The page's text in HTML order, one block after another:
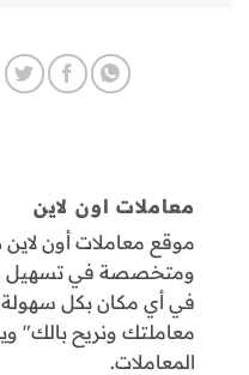
معاملات اون لاين
موقع معاملات أون
ومتخصصة في تسهيل
في أي مكان بكل سهولة
معاملتك ونريح بالك"
المعاملات.